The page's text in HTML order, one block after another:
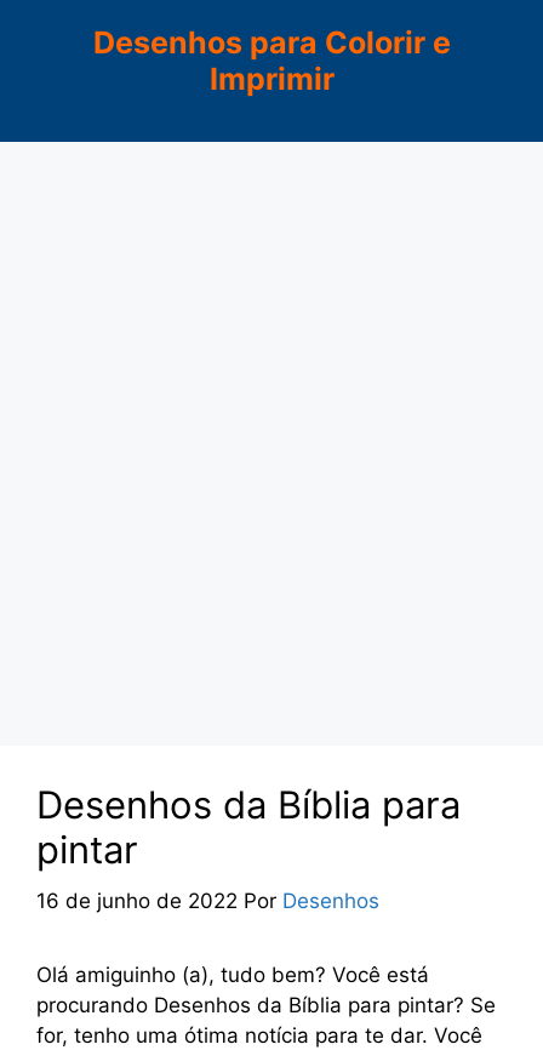
Desenhos para Colorir e
Imprimir
Desenhos da Bíblia para
pintar
16 de junho de 2022 Por Desenhos
Olá amiguinho (a), tudo bem? Você está
procurando Desenhos da Bíblia para pintar? Se
for, tenho uma ótima notícia para te dar. Você